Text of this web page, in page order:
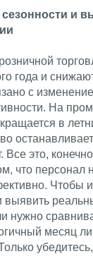
и
года и
с
На
в
Все это,
что персонал
Чтобы
выявить
нужно
месяц